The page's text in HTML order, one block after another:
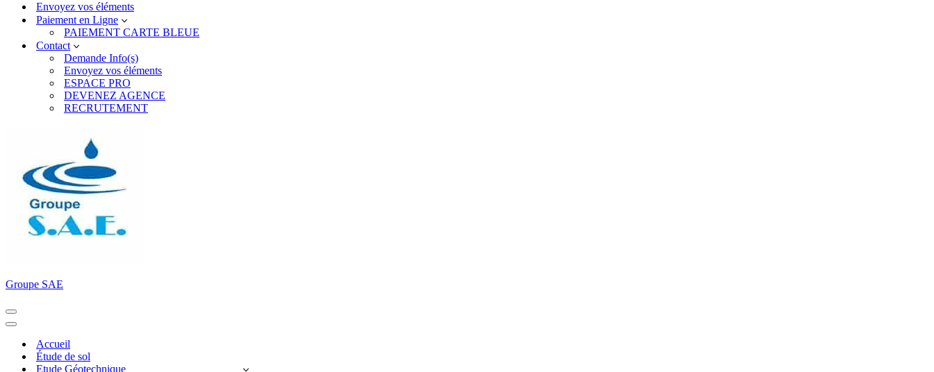
Envoyez vos éléments
Paiement en Ligne
PAIEMENT CARTE BLEUE
Contact
Demande Info(s)
Envoyez vos éléments
ESPACE PRO
DEVENEZ AGENCE
RECRUTEMENT
Groupe SAE
Menu
de
Menu
navigationAccueil
Étude de sol
Etude Géotechnique